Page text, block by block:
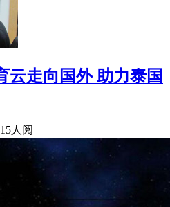
云走向国外 助力泰国
人阅